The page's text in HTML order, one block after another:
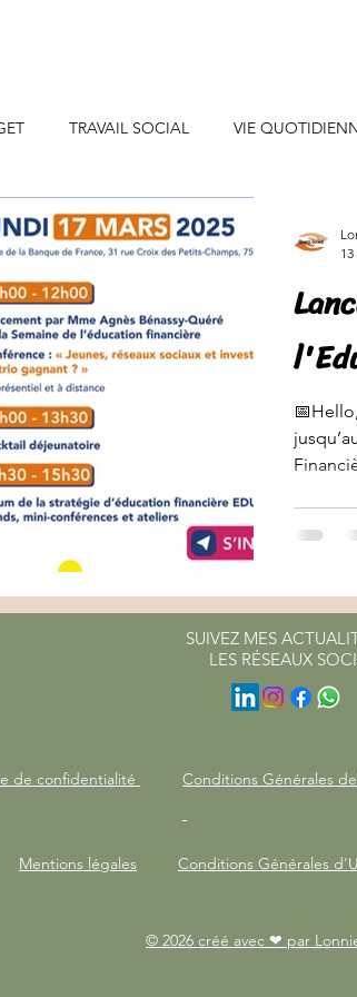
TRAVAIL SOCIAL VIE
CONSEILS DECO INSPIRATIONS
SANTE/ALIMENTATION
SUIVEZ MES
LES RÉSEAUX
de confidentialité
Mentions légales
Conditions Générales
Conditions Générales
© 2026 créé avec ❤ par